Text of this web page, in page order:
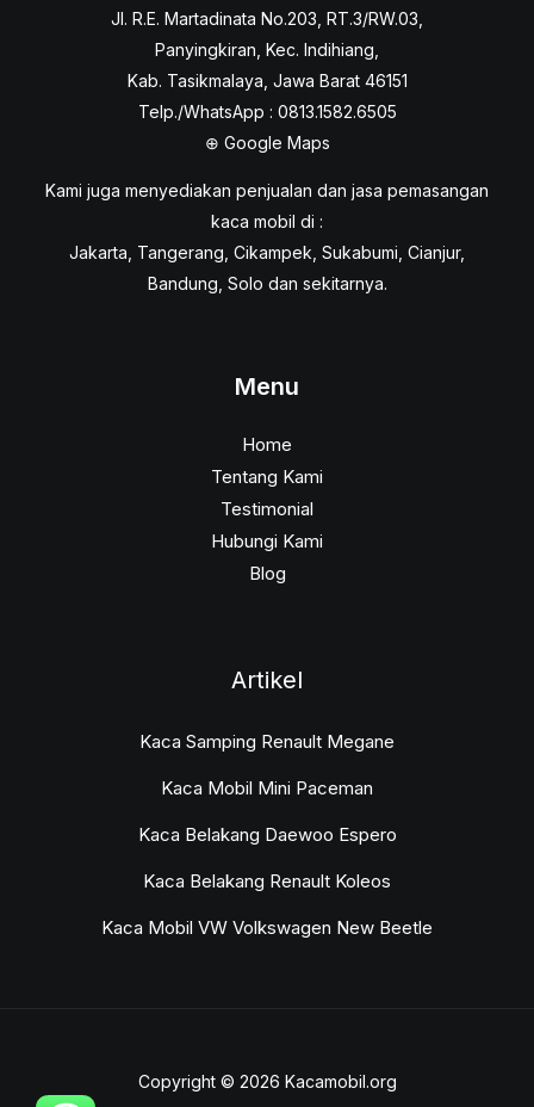
Jl. R.E. Martadinata No.203, RT.3/RW.03,
Panyingkiran, Kec. Indihiang,
Kab. Tasikmalaya, Jawa Barat 46151
Telp./WhatsApp : 0813.1582.6505
⊕ Google Maps
Kami juga menyediakan penjualan dan jasa pemasangan
kaca mobil di :
Jakarta, Tangerang, Cikampek, Sukabumi, Cianjur,
Bandung, Solo dan sekitarnya.
Menu
Home
Tentang Kami
Testimonial
Hubungi Kami
Blog
Artikel
Kaca Samping Renault Megane
Kaca Mobil Mini Paceman
Kaca Belakang Daewoo Espero
Kaca Belakang Renault Koleos
Kaca Mobil VW Volkswagen New Beetle
Copyright © 2026 Kacamobil.org